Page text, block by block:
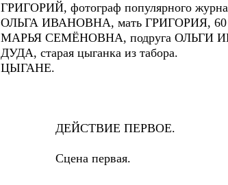
ГРИГОРИЙ, фотограф популярного
ОЛЬГА ИВАНОВНА, мать ГРИГОРИЯ, 60
МАРЬЯ СЕМЁНОВНА, подруга ОЛЬГИ
ДУДА, старая цыганка из табора.
ЦЫГАНЕ.
ДЕЙСТВИЕ ПЕРВОЕ.
Сцена первая.